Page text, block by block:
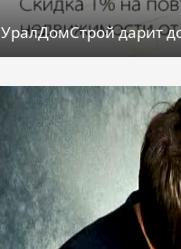
УралДомСтрой дарит